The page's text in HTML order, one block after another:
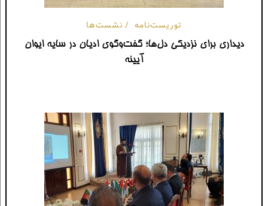
توریست‌نامه نشست‌‌ها
دیداری برای نزدیکی دل‌ها؛ گفت‌وگوی ادیان در سایه ایوان
آیینه